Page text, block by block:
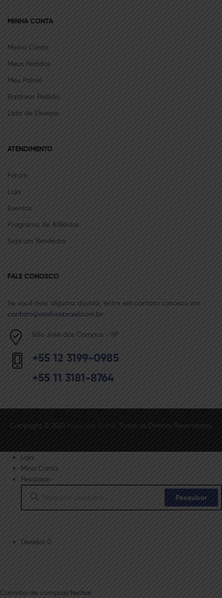
MINHA CONTA
Minha Conta
Meus Pedidos
Meu Painel
Rastrear Pedido
Lista de Desejos
ATENDIMENTO
Fórum
Loja
Eventos
Programa de Afiliados
Seja um Vendedor
FALE CONOSCO
Se você tiver alguma dúvida, entre em contato conosco em
contato@voolivrebrasil.com.br
São José dos Campos - SP
+55 12 3199-0985
+55 11 3181-8764
Copyright © 2021 Voo Livre Brasil . Todos os Direitos Reservados.
Loja
Mina Conta
Pesquisar
Pesquisar
Desejos 0
Carrinho de compras fechar